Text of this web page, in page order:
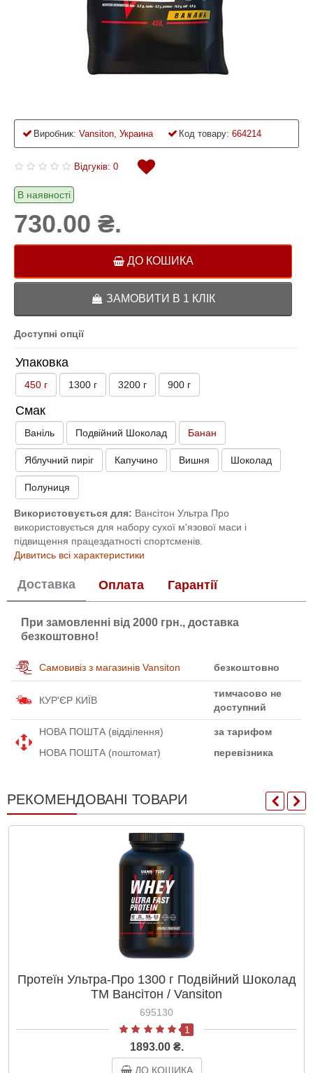
Виробник: Vansiton, Украина Код товару: 664214
Відгуків: 0
В наявності
730.00 ₴.
ДО КОШИКА
ЗАМОВИТИ В 1 КЛІК
Доступні опції
Упаковка
450 г 1300 г 3200 г 900 г
Смак
Ваніль Подвійний Шоколад Банан
Яблучний пиріг Капучино Вишня Шоколад
Полуниця
Використовується для: Вансітон Ультра Про
використовується для набору сухої м'язової маси і
підвищення працездатності спортсменів.
Дивитись всі характеристики
Доставка Оплата Гарантії
При замовленні від 2000 грн., доставка
безкоштовно!
Самовивіз з магазинів Vansiton безкоштовно
КУР'ЄР КИЇВ
тимчасово не
доступний
НОВА ПОШТА (відділення)
за тарифом
НОВА ПОШТА (поштомат)
перевізника
РЕКОМЕНДОВАНІ ТОВАРИ
Протеїн Ультра-Про 1300 г Подвійний Шоколад
ТМ Вансітон / Vansiton
695130
1
1893.00 ₴.
ДО КОШИКА